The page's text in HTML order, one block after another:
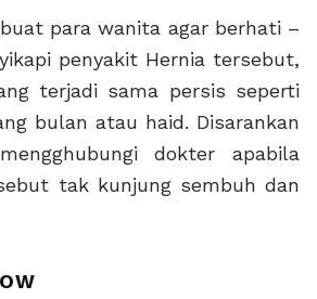
para wanita agar berhati –
penyakit Hernia tersebut,
terjadi sama persis seperti
bulan atau haid. Disarankan
dokter apabila
tak kunjung sembuh dan